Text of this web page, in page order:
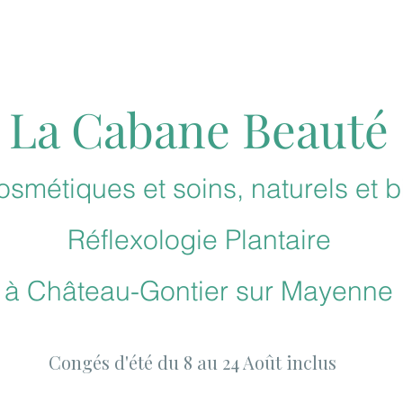
La Cabane Beauté
et soins, naturels et
Réflexologie Plantaire
à Château-Gontier sur Mayenne
Congés d'été du 8 au 24 Août inclus